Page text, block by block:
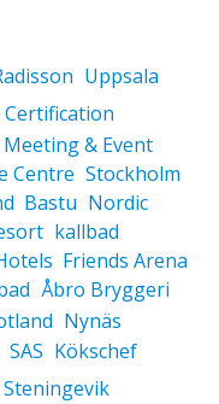
Uppsala
Certification
Meeting & Event
Centre Stockholm
Bastu Nordic
kallbad
Friends Arena
Åbro Bryggeri
Nynäs
SAS Kökschef
Steningevik